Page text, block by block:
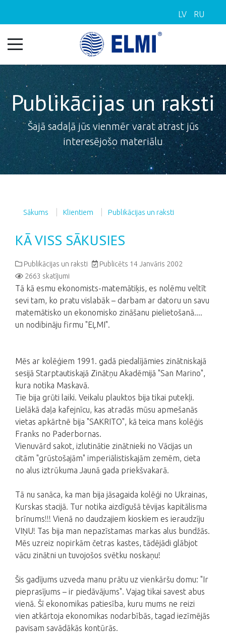
LV RU
Publikācijas un raksti
Šajā sadaļā jūs vienmēr varat atrast jūs
interesējošo materiālu
Sākums Klientiem Publikācijas un raksti
KĀ VISS SĀKUSIES
Publikācijas un raksti
Publicēts 14 Janvāris 2002
2663 skatījumi
Tā kā esmu ekonomists-matemātiķis, es nolēmu veltīt
sevi tam, ko pratu vislabāk – darbam ar datoru un savu
matemātisko un ekonomisko zināšanu pielietošanā....
un nodibināju firmu "EĻMI".
Mēs ar kolēģiem 1991. gadā piedalījāmies zinātniskajā
sesijā Starptautiskajā Zinātņu Akadēmijā "San Marino",
kura notika Maskavā.
Tie bija grūti laiki. Veikalu plauktos bija tikai putekļi.
Lielākā daļa kafejnīcu, kas atradās mūsu apmešanās
vietas apkārtnē bija "SAKRITO", kā teica mans kolēģis
Franks no Paderbornas.
Vienuvārd sakot, izlutinātie zinātnieki no Vācijas un
citām "grūstošajām" imperiālistiskajām zemēm, cieta
no alus iztrūkuma Jaunā gada priekšvakarā.
Tā nu sanāca, ka man bija jāsagaida kolēģi no Ukrainas,
Kurskas stacijā. Tur notika aizdīgušā tēvijas kapitālisma
brīnums!!! Vienā no daudzajiem kioskiem es ieraudzīju
VIŅU! Tas bija man nepazīstamas markas alus bundžās.
Mēs uzreiz nopirkām četras kastes, tādējādi glābjot
vācu zinātni un tuvojošos svētku noskaņu!
Šis gadījums uzveda manu prātu uz vienkāršu domu: "Ir
pieprasījums – ir piedāvājums". Vajag tikai savest abus
vienā. Šī ekonomikas patiesība, kuru mums ne reizi
vien atkārtoja ekonomikas nodarbībās, tagad iezīmējās
pavisam savādākās kontūrās.